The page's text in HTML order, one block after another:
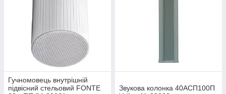
Гучномовець внутрішній
підвісний стельовий FONTE
Звукова колонка 40АСП100П